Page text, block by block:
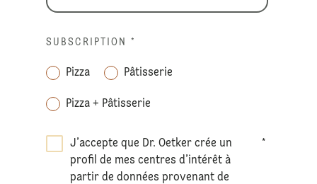
SUBSCRIPTION *
Pizza Pâtisserie
Pizza + Pâtisserie
J’accepte que Dr. Oetker crée un
profil de mes centres d’intérêt à
partir de données provenant de
*